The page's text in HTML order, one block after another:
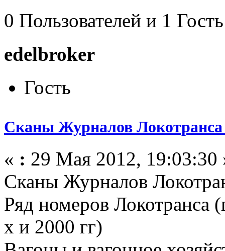
0 Пользователей и 1
edelbroker
Гость
Сканы Журналов Локотранса
« : 29 Мая 2012, 19:03:30
Сканы Журналов
Ряд номеров Локотранса
х и 2000 гг)